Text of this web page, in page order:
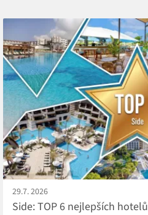
29.7. 2026
Side: TOP 6 nejlepších hotelů